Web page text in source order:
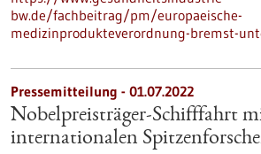
bw.de/fachbeitrag/pm/europaeische-
medizinprodukteverordnung-bremst-
Pressemitteilung - 01.07.2022
Nobelpreisträger-Schifffahrt
internationalen